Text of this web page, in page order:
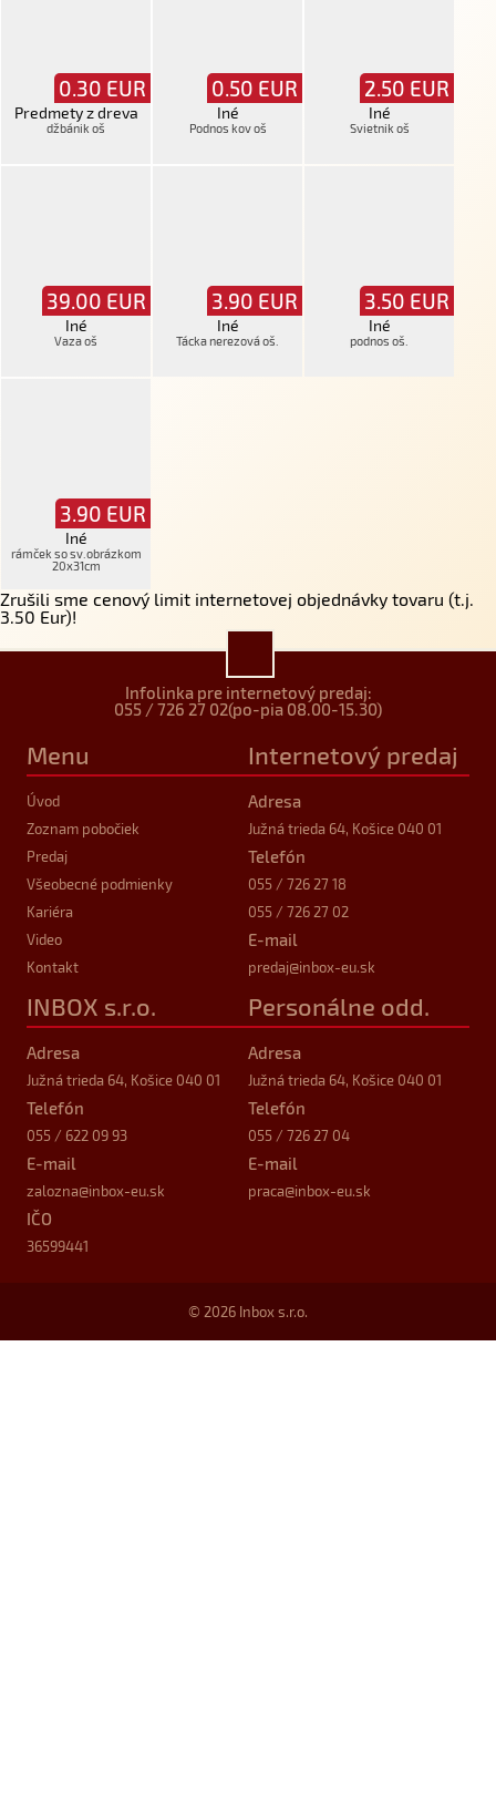
0.30 EUR
Predmety z dreva
džbánik oš
0.50 EUR
Iné
Podnos kov oš
2.50 EUR
Iné
Svietnik oš
39.00 EUR
Iné
Vaza oš
3.90 EUR
Iné
Tácka nerezová oš.
3.50 EUR
Iné
podnos oš.
3.90 EUR
Iné
rámček so sv.obrázkom
20x31cm
Zrušili sme cenový limit internetovej objednávky tovaru (t.j.
3.50 Eur)!
Infolinka pre internetový predaj:
055 / 726 27 02(po-pia 08.00-15.30)
Menu
Úvod
Zoznam pobočiek
Predaj
Všeobecné podmienky
Kariéra
Video
Kontakt
Internetový predaj
Adresa
Južná trieda 64, Košice 040 01
Telefón
055 / 726 27 18
055 / 726 27 02
E-mail
predaj@inbox-eu.sk
INBOX s.r.o.
Adresa
Južná trieda 64, Košice 040 01
Telefón
055 / 622 09 93
E-mail
zalozna@inbox-eu.sk
IČO
36599441
Personálne odd.
Adresa
Južná trieda 64, Košice 040 01
Telefón
055 / 726 27 04
E-mail
praca@inbox-eu.sk
© 2026 Inbox s.r.o.